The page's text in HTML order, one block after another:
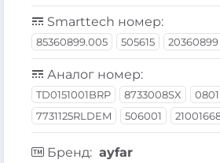
Smarttech номер:
85360899.005 505615 20360899
Аналог номер:
TD0151001BRP 8733008SX
7731125RLDEM
506001
Бренд: ayfar